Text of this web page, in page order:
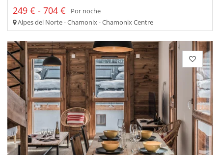
249 € - 704 €
Por noche
Alpes del Norte - Chamonix - Chamonix Centre